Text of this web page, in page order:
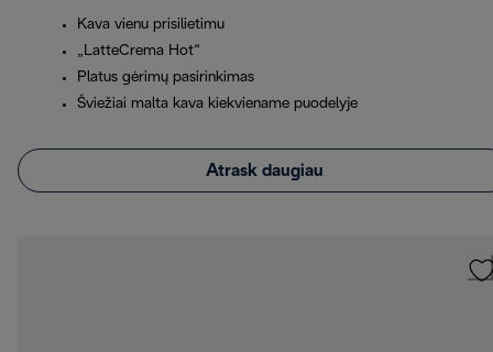
Kava vienu prisilietimu
„LatteCrema Hot“
Platus gėrimų pasirinkimas
Šviežiai malta kava kiekviename puodelyje
Atrask daugiau